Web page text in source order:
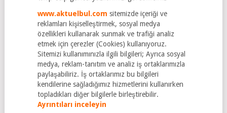
www.aktuelbul.com sitemizde içeriği ve
reklamları kişiselleştirmek, sosyal medya
özellikleri kullanarak sunmak ve trafiği analiz
etmek için çerezler (Cookies) kullanıyoruz.
Sitemizi kullanımınızla ilgili bilgileri; Ayrıca sosyal
medya, reklam-tanıtım ve analiz iş ortaklarımızla
paylaşabiliriz. İş ortaklarımız bu bilgileri
kendilerine sağladığımız hizmetlerini kullanırken
topladıkları diğer bilgilerle birleştirebilir.
Ayrıntıları inceleyin